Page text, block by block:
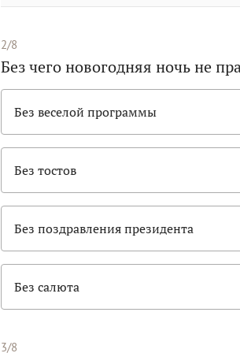
2/8
Без чего новогодняя ночь не
Без веселой программы
Без тостов
Без поздравления президента
Без салюта
3/8